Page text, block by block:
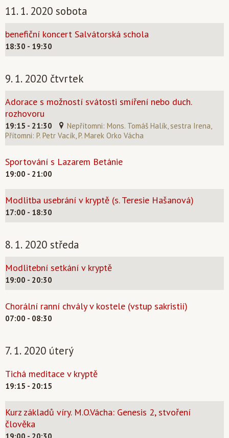
11. 1. 2020 sobota
benefiční koncert Salvátorská schola
18:30 - 19:30
9. 1. 2020 čtvrtek
Adorace s možností svátosti smíření nebo duch.
rozhovoru
19:15 - 21:30
Nepřítomni: Mons. Tomáš Halík, sestra Irena,
Přítomni: P. Petr Vacík, P. Marek Orko Vácha
Sportování s Lazarem Betánie
19:00 - 21:00
Modlitba usebrání v kryptě (s. Teresie Hašanová)
17:00 - 18:30
8. 1. 2020 středa
Modlitební setkání v kryptě
19:00 - 20:30
Chorální ranní chvály v kostele (vstup sakristií)
07:00 - 08:30
7. 1. 2020 úterý
Tichá meditace v kryptě
19:15 - 20:15
Kurz základů víry. M.O.Vácha: Genesis 2, stvoření
člověka